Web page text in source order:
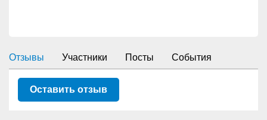
Отзывы Участники Посты События
Оставить отзыв